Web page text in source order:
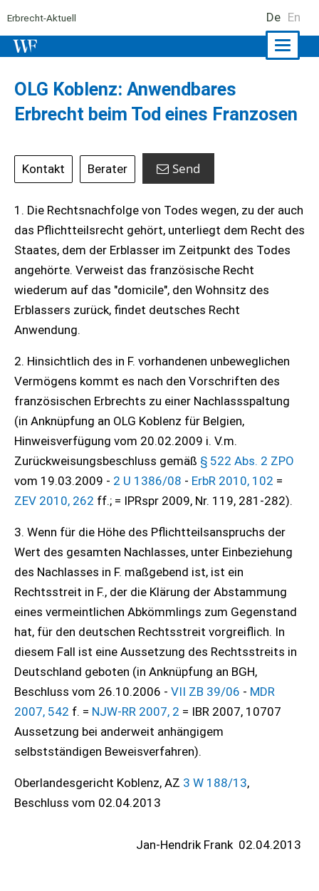
Erbrecht-Aktuell De En
OLG Koblenz: Anwendbares
Erbrecht beim Tod eines Franzosen
Kontakt Berater Send
1. Die Rechtsnachfolge von Todes wegen, zu der auch
das Pflichtteilsrecht gehört, unterliegt dem Recht des
Staates, dem der Erblasser im Zeitpunkt des Todes
angehörte. Verweist das französische Recht
wiederum auf das "domicile", den Wohnsitz des
Erblassers zurück, findet deutsches Recht
Anwendung.
2. Hinsichtlich des in F. vorhandenen unbeweglichen
Vermögens kommt es nach den Vorschriften des
französischen Erbrechts zu einer Nachlassspaltung
(in Anknüpfung an OLG Koblenz für Belgien,
Hinweisverfügung vom 20.02.2009 i. V.m.
Zurückweisungsbeschluss gemäß § 522 Abs. 2 ZPO
vom 19.03.2009 - 2 U 1386/08 - ErbR 2010, 102 =
ZEV 2010, 262 ff.; = IPRspr 2009, Nr. 119, 281-282).
3. Wenn für die Höhe des Pflichtteilsanspruchs der
Wert des gesamten Nachlasses, unter Einbeziehung
des Nachlasses in F. maßgebend ist, ist ein
Rechtsstreit in F., der die Klärung der Abstammung
eines vermeintlichen Abkömmlings zum Gegenstand
hat, für den deutschen Rechtsstreit vorgreiflich. In
diesem Fall ist eine Aussetzung des Rechtsstreits in
Deutschland geboten (in Anknüpfung an BGH,
Beschluss vom 26.10.2006 - VII ZB 39/06 - MDR
2007, 542 f. = NJW-RR 2007, 2 = IBR 2007, 10707
Aussetzung bei anderweit anhängigem
selbstständigen Beweisverfahren).
Oberlandesgericht Koblenz, AZ 3 W 188/13,
Beschluss vom 02.04.2013
Jan-Hendrik Frank 02.04.2013